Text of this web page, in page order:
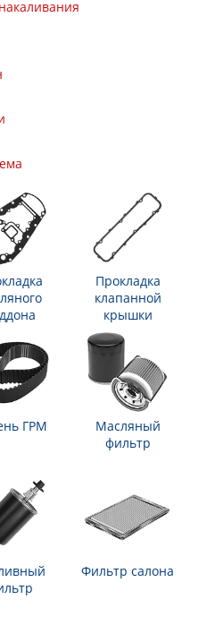
Прокладка
клапанной
крышки
ГРМ
Масляный
фильтр
Фильтр салона